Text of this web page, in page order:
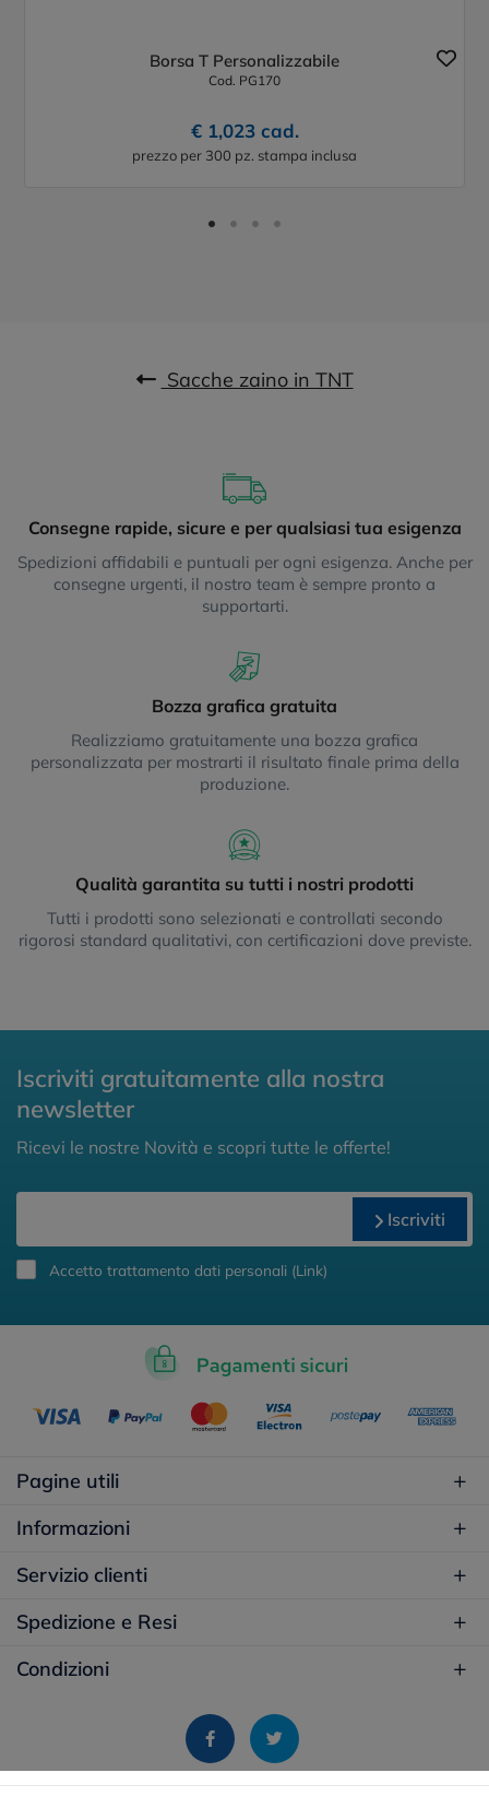
Borsa T Personalizzabile
Cod. PG170
€ 1,023 cad.
prezzo per 300 pz. stampa inclusa
Sacche zaino in TNT
Consegne rapide, sicure e per qualsiasi tua esigenza
Spedizioni affidabili e puntuali per ogni esigenza. Anche per
consegne urgenti, il nostro team è sempre pronto a
supportarti.
Bozza grafica gratuita
Realizziamo gratuitamente una bozza grafica
personalizzata per mostrarti il risultato finale prima della
produzione.
Qualità garantita su tutti i nostri prodotti
Tutti i prodotti sono selezionati e controllati secondo
rigorosi standard qualitativi, con certificazioni dove previste.
Iscriviti gratuitamente alla nostra
newsletter
Ricevi le nostre Novità e scopri tutte le offerte!
Iscriviti
Accetto trattamento dati personali (Link)
Pagine utili
Informazioni
Servizio clienti
Spedizione e Resi
Condizioni